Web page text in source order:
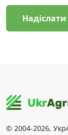
© 2004-2026,